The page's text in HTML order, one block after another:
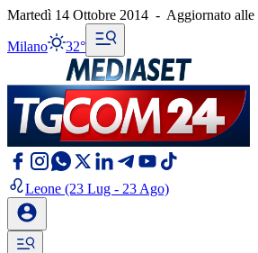
Martedì 14 Ottobre 2014 - Aggiornato alle
Milano 32°
Leone (23 Lug - 23 Ago)